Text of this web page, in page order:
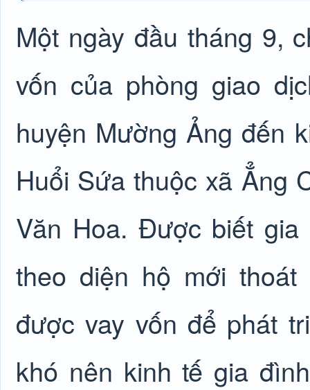
Một ngày đầu tháng 9,
vốn của phòng giao
huyện Mường Ảng đến
Huổi Sứa thuộc xã Ẳng
Văn Hoa. Được biết
theo diện hộ mới
được vay vốn để phát
khó nên kinh tế gia